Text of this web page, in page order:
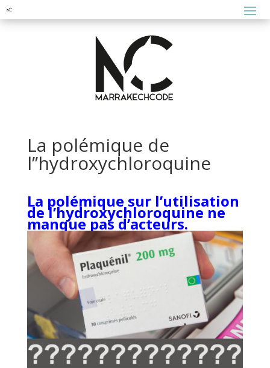
La polémique de
l’’hydroxychloroquine
La polémique sur l’utilisation
de l’hydroxychloroquine ne
manque pas d’acteurs.